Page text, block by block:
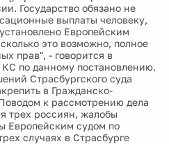
Государство обязано не
выплаты человеку,
Европейским
это возможно, полное
прав", - говорится в
по данному постановлению.
Страсбургского суда
в Гражданско-
к рассмотрению дела
трех россиян, жалобы
Европейским судом по
случаях в Страсбурге